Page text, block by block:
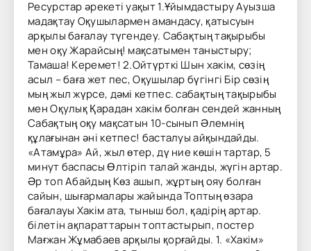
Ресурстар әрекеті уақыт 1.Ұйымдастыру Ауызша
мадақтау Оқушылармен амандасу, қатысуын
арқылы бағалау түгендеу. Сабақтың тақырыбы
мен оқу Жарайсың! мақсатымен таныстыру;
Тамаша! Керемет! 2.Ойтүрткі Шын хакім, сөзің
асыл – баға жет пес, Оқушылар бүгінгі Бір сөзің
мың жыл жүрсе, дәмі кетпес. сабақтың тақырыбы
мен Оқулық Қарадан хакім болған сендей жанның
Сабақтың оқу мақсатын 10-сынып Әлемнің
құлағынан әні кетпес! басталуы айқындайды.
«Атамұра» Ай, жыл өтер, дү ние көшін тартар, 5
минут баспасы Өлтіріп талай жанды, жүгін артар.
Әр топ Абайдың Көз ашып, жұртың ояу болған
сайын, шығармалары жайында Топтың өзара
бағалауы Хакім ата, тыныш бол, қадірің артар.
білетін ақпараттарын топтастырып, постер
Мағжан Жұмабаев арқылы қорғайды. 1. «Хакім»